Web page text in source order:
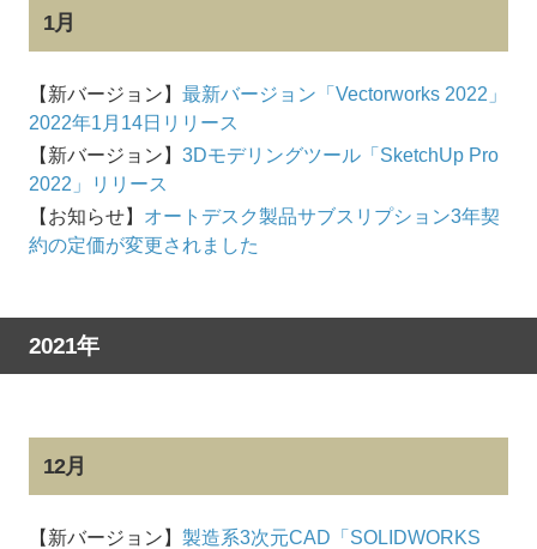
1月
【新バージョン】 最新バージョン「Vectorworks 2022」
2022年1月14日リリース
【新バージョン】 3Dモデリングツール「SketchUp Pro
2022」リリース
【お知らせ】 オートデスク製品サブスリプション3年契
約の定価が変更されました
2021年
12月
【新バージョン】 製造系3次元CAD「SOLIDWORKS